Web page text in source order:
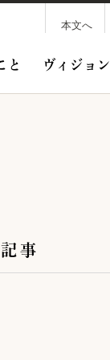
本文へ
と ヴィジョン
事